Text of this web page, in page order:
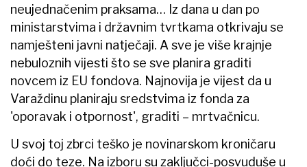
neujednačenim praksama… Iz dana u dan po
ministarstvima i državnim tvrtkama otkrivaju se
namješteni javni natječaji. A sve je više krajnje
nebuloznih vijesti što se sve planira graditi
novcem iz EU fondova. Najnovija je vijest da u
Varaždinu planiraju sredstvima iz fonda za
'oporavak i otpornost', graditi – mrtvačnicu.
U svoj toj zbrci teško je novinarskom kroničaru
doći do teze. Na izboru su zaključci-posvuduše u